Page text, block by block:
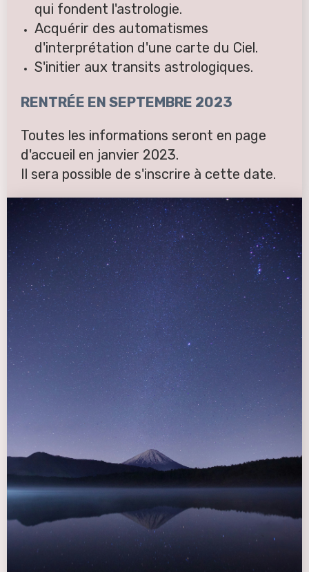
qui fondent l'astrologie.
Acquérir des automatismes
d'interprétation d'une carte du Ciel.
S'initier aux transits astrologiques.
RENTRÉE EN SEPTEMBRE 2023
Toutes les informations seront en page
d'accueil en janvier 2023.
Il sera possible de s'inscrire à cette date.